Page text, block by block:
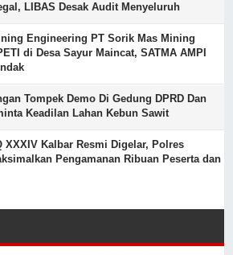
LIBAS Desak Audit Menyeluruh
Engineering PT Sorik Mas Mining
di Desa Sayur Maincat, SATMA AMPI
Tompek Demo Di Gedung DPRD Dan
Keadilan Lahan Kebun Sawit
XXXIV Kalbar Resmi Digelar, Polres
Pengamanan Ribuan Peserta dan